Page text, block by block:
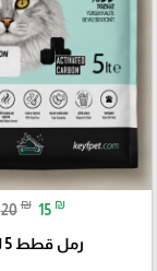
20 ₪ 15 ₪
رمل قطط 5 لتر